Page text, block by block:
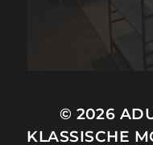
© 2026
KLASSISCHE